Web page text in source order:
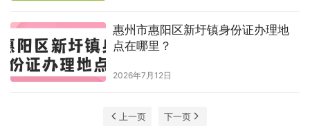
惠州市惠阳区新圩镇身份证办理地
点在哪里？
2026年7月12日
上一页 下一页